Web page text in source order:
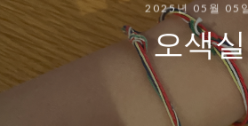
2025년 05월 05
오색실